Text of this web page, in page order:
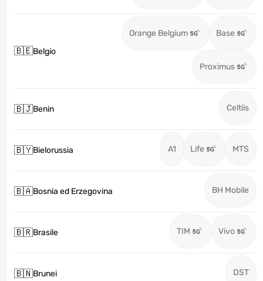
🇧🇪Belgio
Orange Belgium Base
Proximus
🇧🇯Benin Celtiis
🇧🇾Bielorussia A1 Life MTS
🇧🇦Bosnia ed Erzegovina BH Mobile
🇧🇷Brasile TIM Vivo
🇧🇳Brunei DST